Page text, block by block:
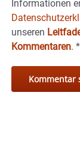
Informationen
unseren
Kommentaren. *